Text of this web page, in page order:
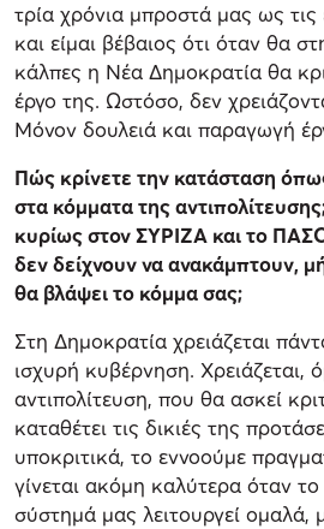
τρία χρόνια μπροστά μας ως τις
και είμαι βέβαιος ότι όταν θα
κάλπες η Νέα Δημοκρατία θα
έργο της. Ωστόσο, δεν
Μόνον δουλειά και παραγωγή
Πώς κρίνετε την κατάσταση
στα κόμματα της
κυρίως στον ΣΥΡΙΖΑ και το
δεν δείχνουν να ανακάμπτουν,
θα βλάψει το κόμμα σας;
Στη Δημοκρατία χρειάζεται
ισχυρή κυβέρνηση. Χρειάζεται,
αντιπολίτευση, που θα ασκεί
καταθέτει τις δικιές της
υποκριτικά, το εννοούμε
γίνεται ακόμη καλύτερα όταν το
σύστημά μας λειτουργεί ομαλά,